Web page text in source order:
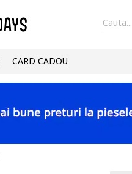
Cauta...
CARD CADOU